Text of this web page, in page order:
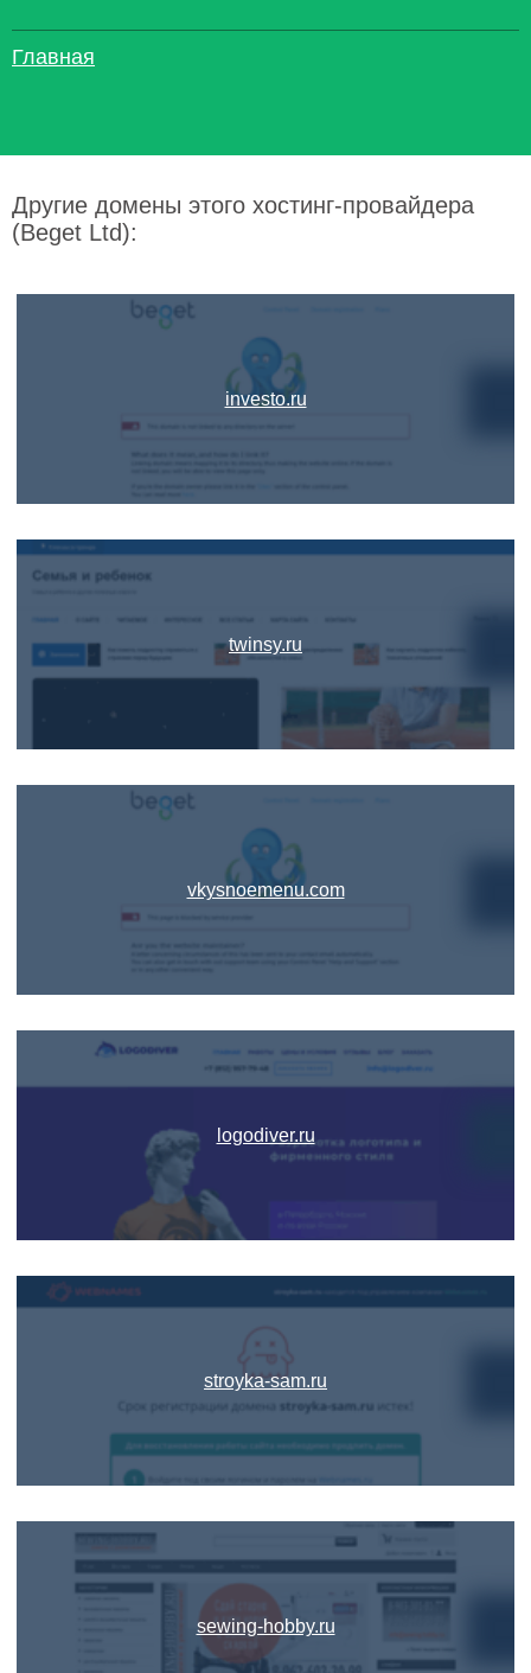
Главная
Другие домены этого хостинг-провайдера
(Beget Ltd):
investo.ru
twinsy.ru
vkysnoemenu.com
logodiver.ru
stroyka-sam.ru
sewing-hobby.ru